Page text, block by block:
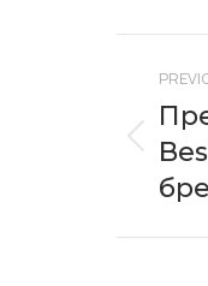
post: